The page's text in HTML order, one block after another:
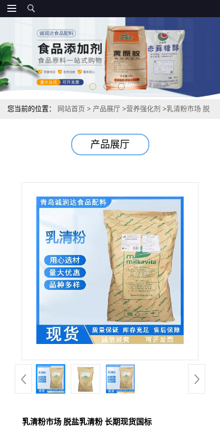
您当前的位置： 网站首页 > 产品展厅 >营养强化剂 >乳清粉市场 脱
产品展厅
乳清粉市场 脱盐乳清粉 长期现货国标